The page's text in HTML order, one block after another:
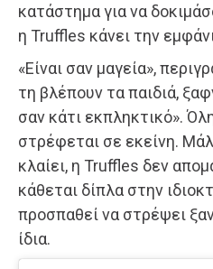
κατάστημα για να
η Truffles κάνει την
«Είναι σαν μαγεία»,
τη βλέπουν τα παιδιά,
σαν κάτι εκπληκτικό».
στρέφεται σε εκείνη.
κλαίει, η Truffles δεν
κάθεται δίπλα στην
προσπαθεί να στρέψει
ίδια.